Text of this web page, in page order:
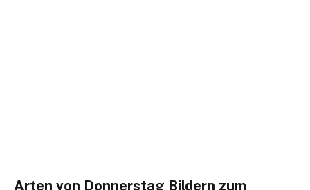
Arten von Donnerstag Bildern zum